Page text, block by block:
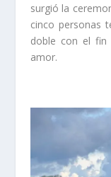
surgió la
cinco personas
doble con el fin
amor.